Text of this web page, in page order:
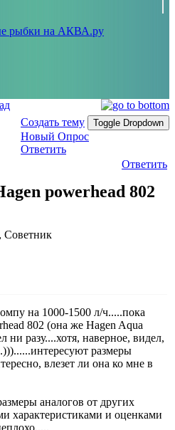
Создать тему
Toggle Dropdown
Новый Опрос
Ответить
Ответить
powerhead 802
Советник
на 1000-1500 л/ч.....пока
802 (она же Hagen Aqua
разу....хотя, наверное, видел,
размеры
влезет ли она ко мне в
аналогов от других
характеристиками и оценками